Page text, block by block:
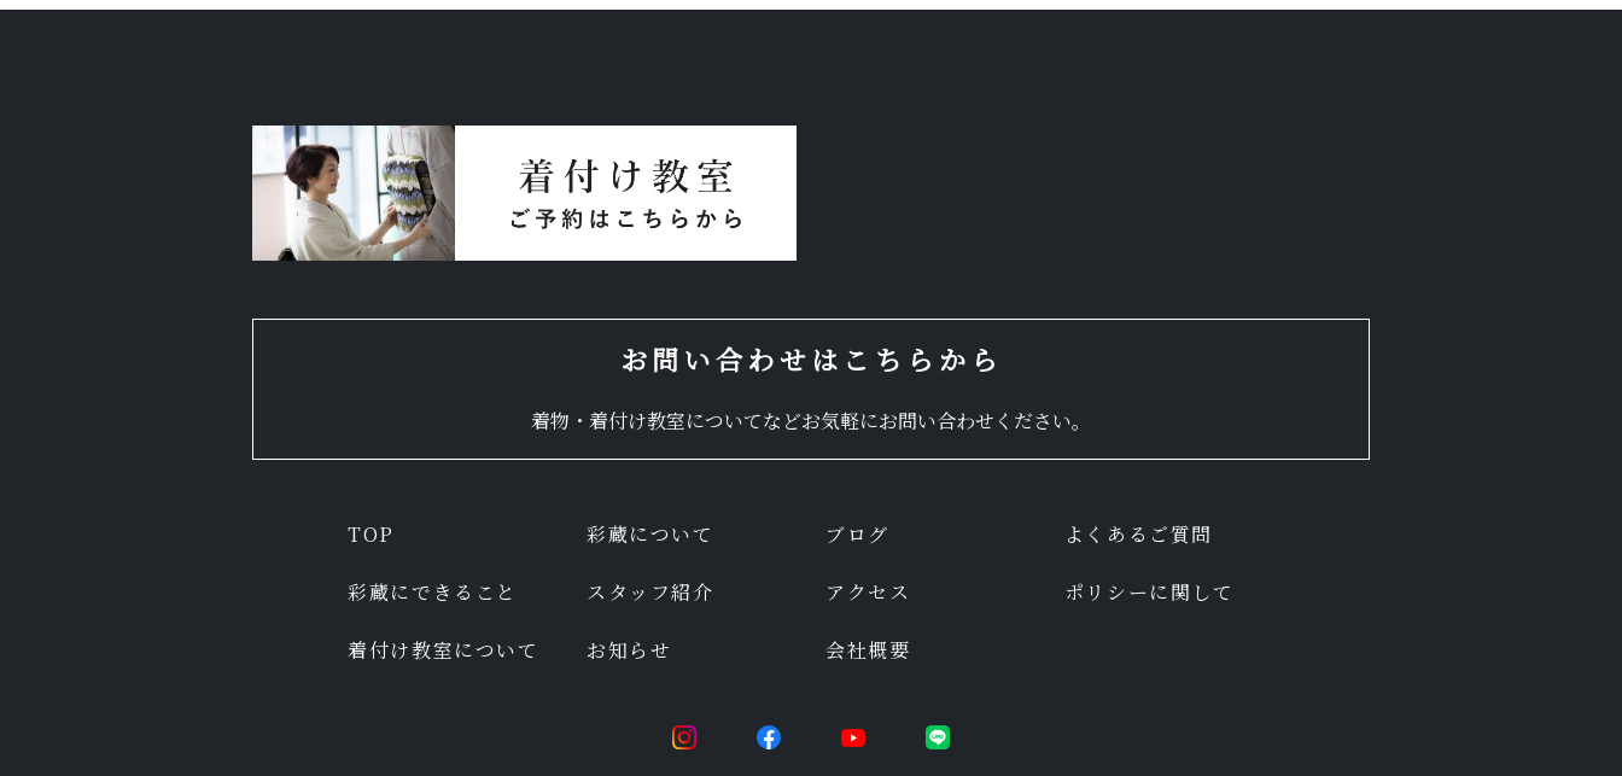
よくあるご質問 アクセス 会社概要 ポリシーに関して
お問い合わせはこちらから
着物・着付け教室についてなどお気軽にお問い合わせください。
TOP 彩蔵について ブログ よくあるご質問
彩蔵にできること スタッフ紹介 アクセス ポリシーに関して
着付け教室について お知らせ 会社概要